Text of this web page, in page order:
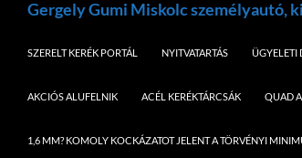
Gergely Gumi Miskolc személyautó,
SZERELT KERÉK PORTÁL NYITVATARTÁS ÜGYELETI
AKCIÓS ALUFELNIK ACÉL KERÉKTÁRCSÁK QUAD
1,6 MM? KOMOLY KOCKÁZATOT JELENT A TÖRVÉNYI